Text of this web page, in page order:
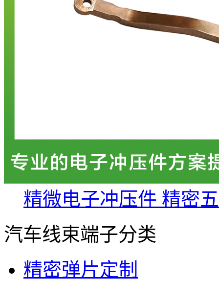
精微电子冲压件 精密
汽车线束端子分类
精密弹片定制